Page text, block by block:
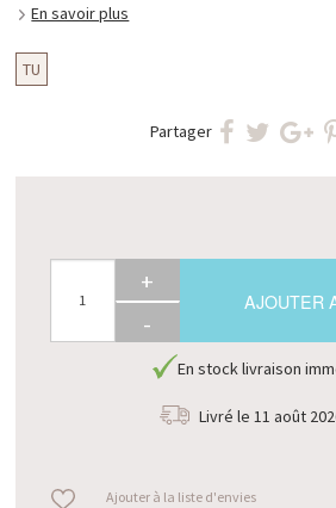
En savoir plus
TU
Partager
+
-
AJOUTER
En stock livraison
Livré le 11 août
Ajouter à la liste d'envies